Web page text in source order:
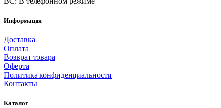
Информация
Доставка
Оплата
Возврат товара
Оферта
Политика конфиденциальности
Контакты
Каталог